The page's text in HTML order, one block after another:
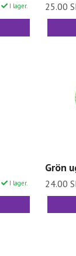
I lager. 25.00
I lager.
Grön
24.00